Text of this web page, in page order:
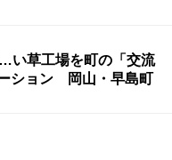
い草工場を町の「交流
ション 岡山・早島町